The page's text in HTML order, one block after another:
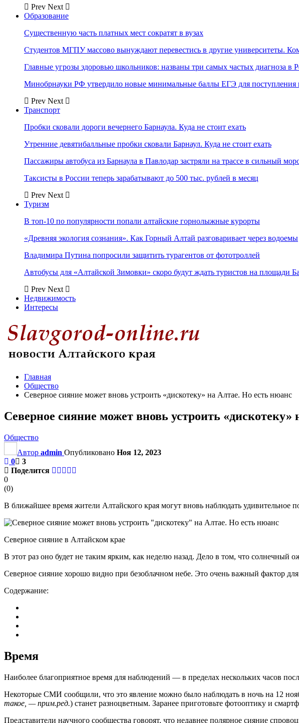
Prev Next
Образование
Существенную часть платных мест сократят в вузах
Студентов МГПУ массово вынуждают перевестись в другие университеты.
Главные угрозы здоровью школьников: названы три самых частых диагноза в
Минобрнауки РФ утвердило новые минимальные баллы ЕГЭ для поступления
Prev Next
Транспорт
Пробки сковали дороги вечернего Барнаула. Куда не стоит ехать
Утренние девятибалльные пробки сковали Барнаул. Куда не стоит ехать
Пассажиры автобуса из Барнаула в Павлодар застряли на трассе в сильный
Таксисты в России теперь зарабатывают до 500 тыс. рублей в месяц
Prev Next
Туризм
В топ-10 по популярности попали алтайские горнолыжные курорты
«Древняя экология сознания». Как Горный Алтай разговаривает через водоемы
Владимира Путина попросили защитить турагентов от фототроллей
Автобусы для «Алтайской Зимовки» скоро будут ждать туристов на площади
Prev Next
Недвижимость
Интересы
Главная
Общество
Северное сияние может вновь устроить «дискотеку» на Алтае. Но есть нюанс
Северное сияние может вновь устроить
Общество
Автор admin Опубликовано Ноя 12, 2023
0
3
Поделится
0
(0)
В ближайшее время жители Алтайского края могут вновь наблюдать удивительное
Северное сияние в Алтайском крае
В этот раз оно будет не таким ярким, как неделю назад. Дело в том, что солнечный
Северное сияние хорошо видно при безоблачном небе. Это очень важный фактор
Содержание:
Время
Наиболее благоприятное время для наблюдений — в пределах нескольких часов
Некоторые СМИ сообщили, что это явление можно было наблюдать в ночь на 12
такое, — прим.ред.) станет разноцветным. Заранее приготовьте фотооптику и
Представители научного сообщества говорят, что недавнее полярное сияние